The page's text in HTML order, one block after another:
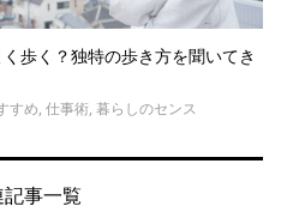
歩く？独特の歩き方を聞いてき
すめ, 仕事術, 暮らしのセンス
記事一覧